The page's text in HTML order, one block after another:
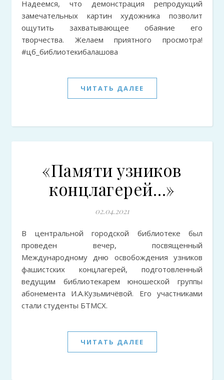
Надеемся, что демонстрация репродукций
замечательных картин художника позволит
ощутить захватывающее обаяние его
творчества. Желаем приятного просмотра!
#цб_библиотекибалашова
ЧИТАТЬ ДАЛЕЕ
«Памяти узников
концлагерей…»
02.04.2021
В центральной городской библиотеке был
проведен вечер, посвященный
Международному дню освобождения узников
фашистских концлагерей, подготовленный
ведущим библиотекарем юношеской группы
абонемента И.А.Кузьмичёвой. Его участниками
стали студенты БТМСХ.
ЧИТАТЬ ДАЛЕЕ